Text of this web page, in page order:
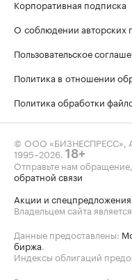
Корпоративная подписка
О соблюдении авторских
Пользовательское
Политика в отношении
Политика обработки
© ООО «БИЗНЕСПРЕСС»,
1995–2026. 18+
Отправьте нам
обратной связи
Акции и
Владельцем сайта
Данные предоставлены:
биржа.
Индексы облигаций